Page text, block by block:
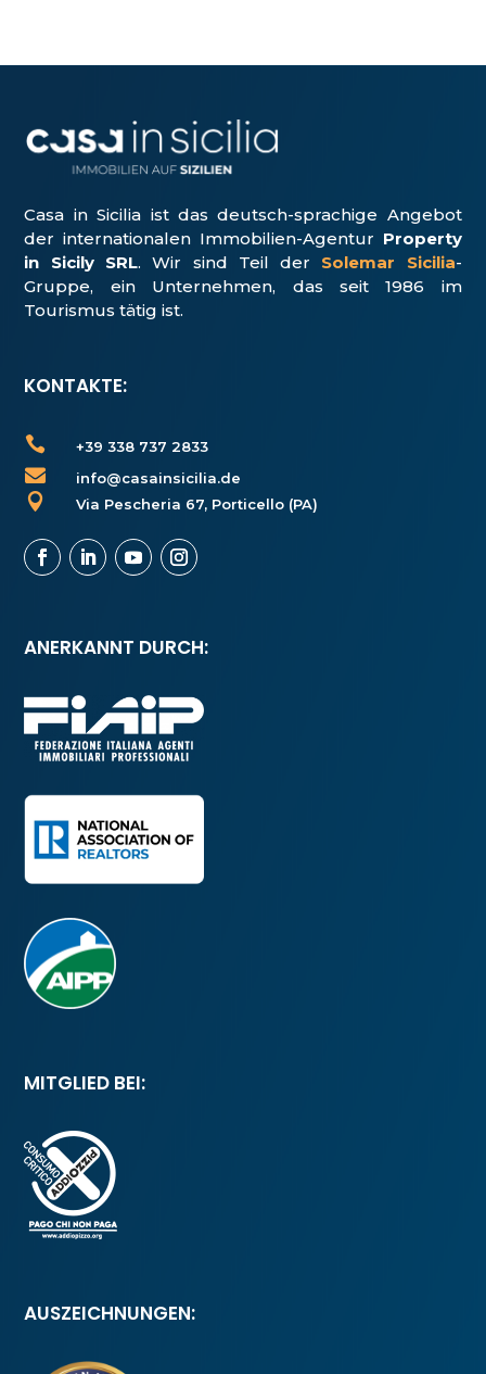
Casa in Sicilia ist das deutsch-sprachige Angebot
der internationalen Immobilien-Agentur Property
in Sicily SRL. Wir sind Teil der Solemar Sicilia-
Gruppe, ein Unter­nehmen, das seit 1986 im
Tourismus tätig ist.
KONTAKTE:
 +39 338 737 2833
 info@casainsicilia.de
 Via Pescheria 67, Porticello (PA)
ANERKANNT DURCH:
MITGLIED BEI:
AUSZEICHNUNGEN: